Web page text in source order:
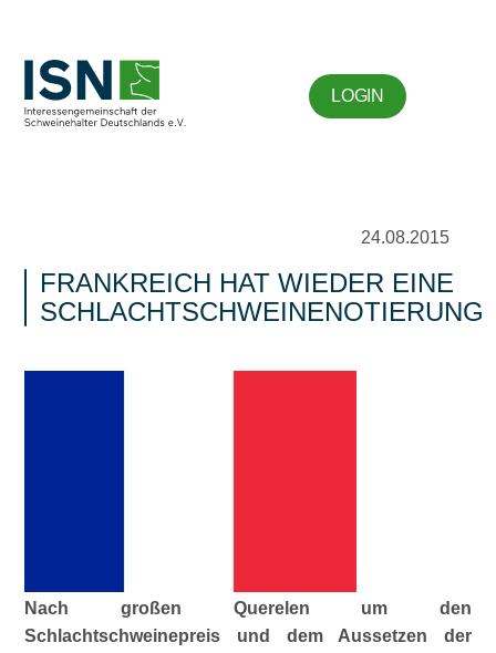
LOGIN
24.08.2015
FRANKREICH HAT WIEDER EINE
SCHLACHTSCHWEINENOTIERUNG
Nach großen Querelen um den
Schlachtschweinepreis und dem Aussetzen der